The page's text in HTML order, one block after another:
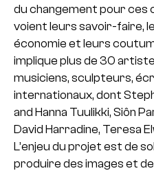
du changement pour ces
voient leurs savoir-faire,
économie et leurs
implique plus de 30
musiciens, sculpteurs,
internationaux, dont
and Hanna Tuulikki, Siôn
David Harradine, Teresa
L’enjeu du projet est de
produire des images et